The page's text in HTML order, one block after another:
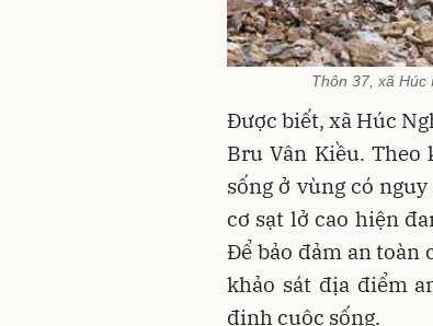
Thôn 37, xã
Được biết, xã Húc
Bru Vân Kiều. Theo
sống ở vùng có
cơ sạt lở cao hiện
Để bảo đảm an toàn
khảo sát địa điểm
định cuộc sống.